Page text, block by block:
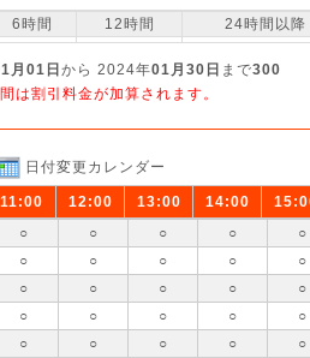
6時間 12時間 24時間以降
月01日 から 2024年01月30日 まで300
は割引料金が加算されます。
日付変更カレンダー
11:00 12:00 13:00 14:00
○ ○ ○ ○
○
○ ○ ○ ○
○
○ ○ ○ ○
○
○ ○ ○ ○
○
○ ○ ○ ○
○